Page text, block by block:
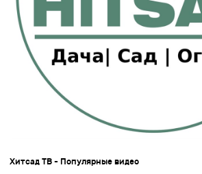
Хитсад ТВ - Популярные видео